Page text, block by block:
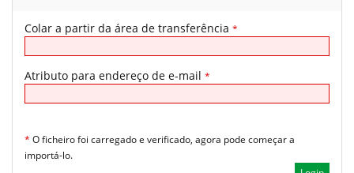
Colar a partir da área de transferência *
Atributo para endereço de e-mail *
* O ficheiro foi carregado e verificado, agora pode começar a
importá-lo.